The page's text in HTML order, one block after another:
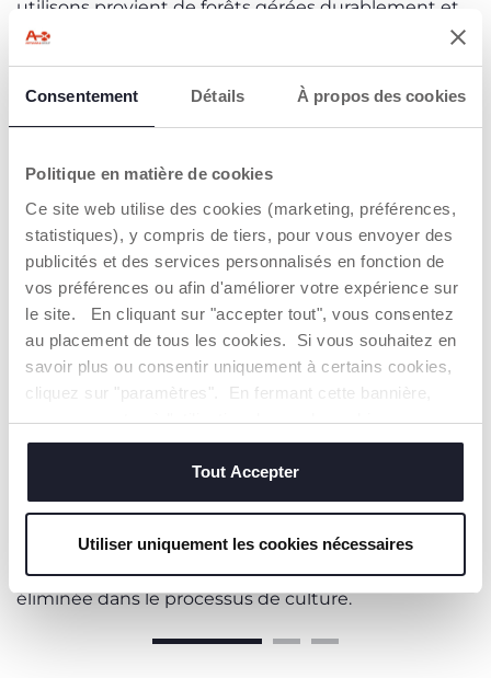
Consentement Détails À propos des cookies
Politique en matière de cookies
Ce site web utilise des cookies (marketing, préférences,
statistiques), y compris de tiers, pour vous envoyer des
publicités et des services personnalisés en fonction de
vos préférences ou afin d'améliorer votre expérience sur
le site. En cliquant sur "accepter tout", vous consentez
au placement de tous les cookies. Si vous souhaitez en
savoir plus ou consentir uniquement à certains cookies,
cliquez sur "paramètres". En fermant cette bannière,
vous consentez à l'utilisation des seuls cookies
techniques, qui sont essentiels au service demandé.
Tout Accepter
Utiliser uniquement les cookies nécessaires
utilisons provient de forêts gérées durablement et
de matériaux recyclés et récupérés.
L'emballage est certifié FSC.
Le coton est cultivé selon des méthodes et des
produits ayant un faible impact sur
l'environnement.
L'utilisation de pesticides et d'engrais chimiques est
éliminée dans le processus de culture.